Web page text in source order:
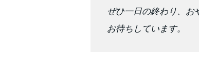
ぜひ一日の終わり、お
お待ちしています。